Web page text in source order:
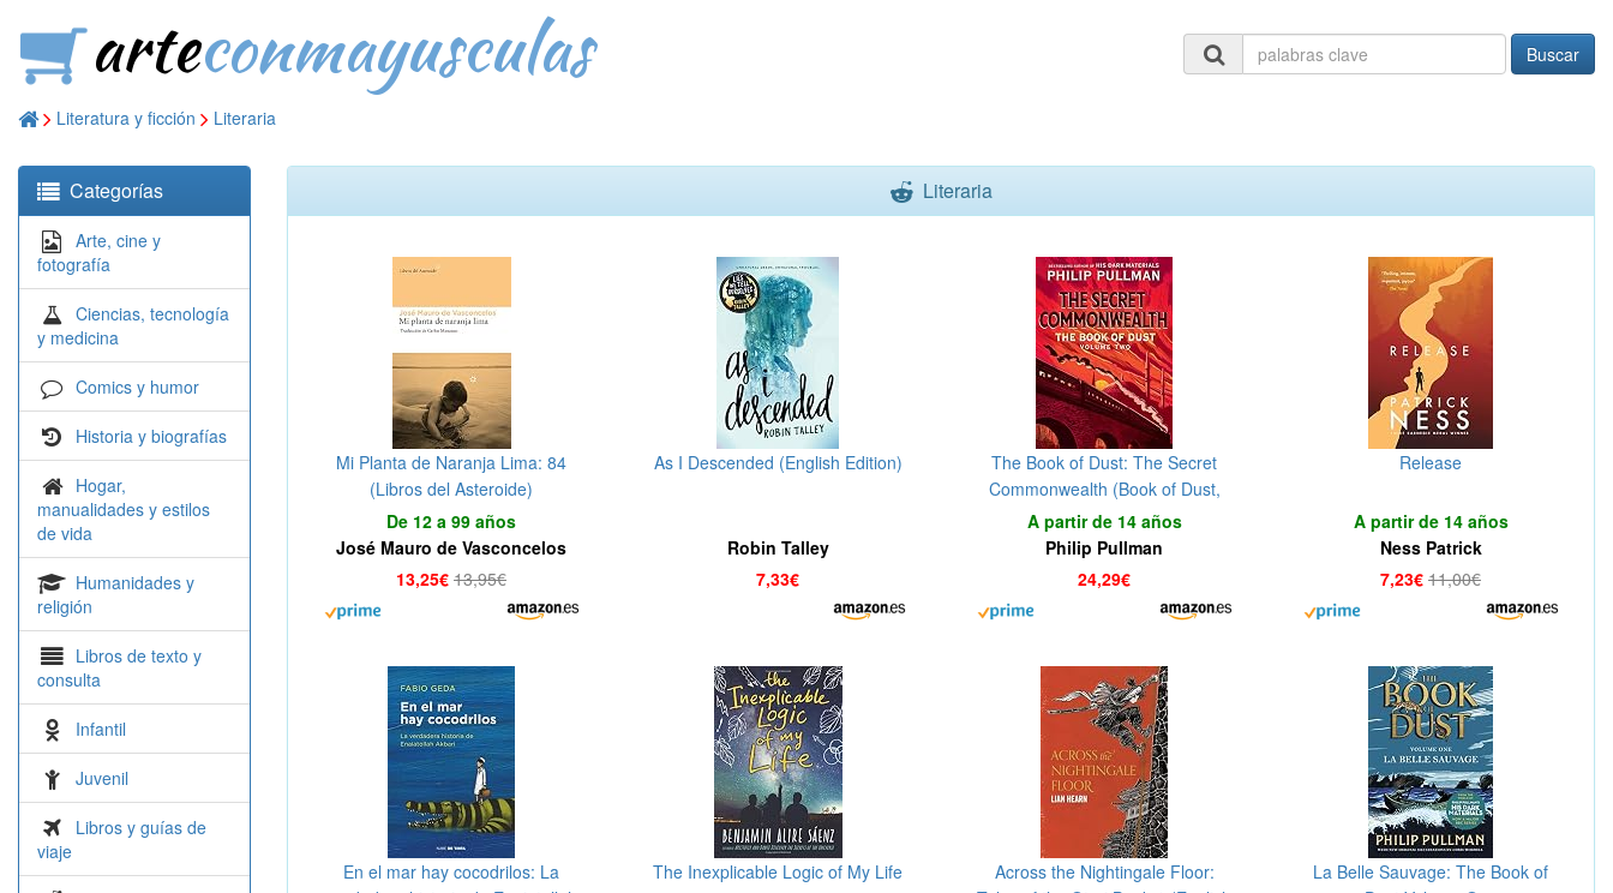
arteconmayusculas Buscar
Literatura y ficción Literaria
Categorías
Arte, cine y
fotografía
Ciencias, tecnología
y medicina
Comics y humor
Historia y biografías
Hogar,
manualidades y estilos
de vida
Humanidades y
religión
Libros de texto y
consulta
Infantil
Juvenil
Libros y guías de
viaje
Literaria
Mi Planta de Naranja Lima: 84
(Libros del Asteroide)
De 12 a 99 años
José Mauro de Vasconcelos
13,25€ 13,95€
As I Descended (English Edition)
Robin Talley
7,33€
The Book of Dust: The Secret
Commonwealth (Book of Dust,
Volume 2)
A partir de 14 años
Philip Pullman
24,29€
Release
A partir de 14 años
Ness Patrick
7,23€ 11,00€
En el mar hay cocodrilos: La
The Inexplicable Logic of My Life
Across the Nightingale Floor:
La Belle Sauvage: The Book of